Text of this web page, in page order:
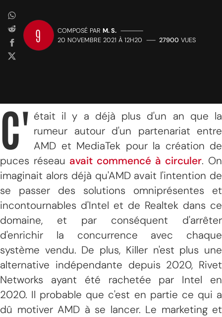
9 COMPOSÉ PAR M. S. —————
20 NOVEMBRE 2021 À 12H20 —— 27900 VUES
C' était il y a déjà plus d'un an que la
rumeur autour d'un partenariat entre
AMD et MediaTek pour la création de
puces réseau avait commencé à circuler. On
imaginait alors déjà qu'AMD avait l'intention de
se passer des solutions omniprésentes et
incontournables d'Intel et de Realtek dans ce
domaine, et par conséquent d'arrêter
d'enrichir la concurrence avec chaque
système vendu. De plus, Killer n'est plus une
alternative indépendante depuis 2020, Rivet
Networks ayant été rachetée par Intel en
2020. Il probable que c'est en partie ce qui a
dû motiver AMD à se lancer. Le marketing et